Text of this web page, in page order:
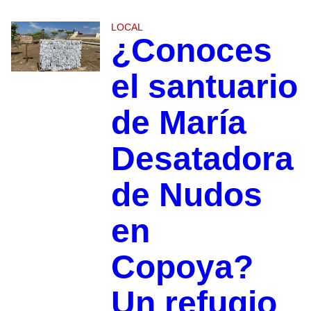
LOCAL
¿Conoces
el santuario
de María
Desatadora
de Nudos
en
Copoya?
Un refugio